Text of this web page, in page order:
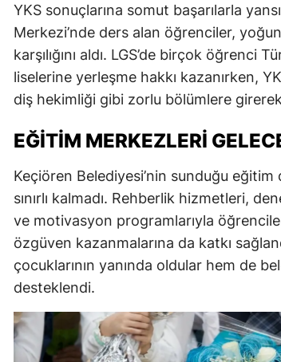
YKS sonuçlarına somut başarılarla
Merkezi’nde ders alan öğrenciler,
karşılığını aldı. LGS’de birçok öğrenci
liselerine yerleşme hakkı kazanırken,
diş hekimliği gibi zorlu bölümlere
EĞITIM MERKEZLERI
Keçiören Belediyesi’nin sunduğu
sınırlı kalmadı. Rehberlik hizmetleri,
ve motivasyon programlarıyla
özgüven kazanmalarına da katkı
çocuklarının yanında oldular hem de
desteklendi.